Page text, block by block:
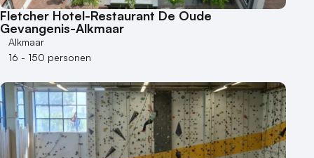
250 - 500 personen
500+ personen
Bijzondere locaties
Duurzame locatie
Groene locatie
Heisessie
Hotel
Fletcher Hotel-Restaurant De Oude
Gevangenis-Alkmaar
Alkmaar
16 - 150 personen